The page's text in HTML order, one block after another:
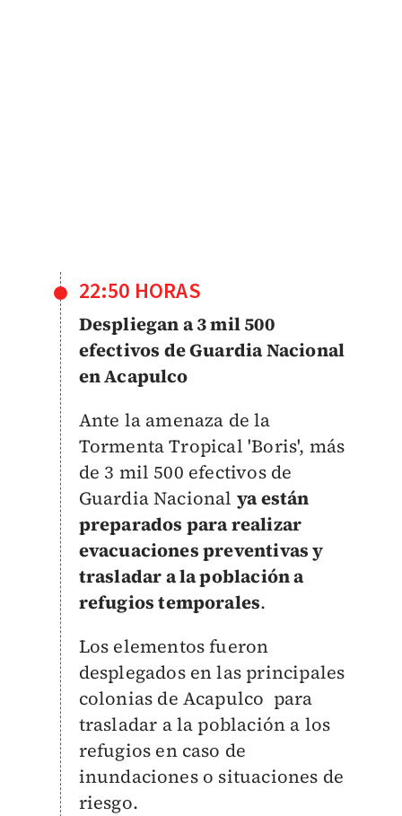
22:50 HORAS
Despliegan a 3 mil 500
efectivos de Guardia Nacional
en Acapulco
Ante la amenaza de la
Tormenta Tropical 'Boris', más
de 3 mil 500 efectivos de
Guardia Nacional ya están
preparados para realizar
evacuaciones preventivas y
trasladar a la población a
refugios temporales.
Los elementos fueron
desplegados en las principales
colonias de Acapulco para
trasladar a la población a los
refugios en caso de
inundaciones o situaciones de
riesgo.